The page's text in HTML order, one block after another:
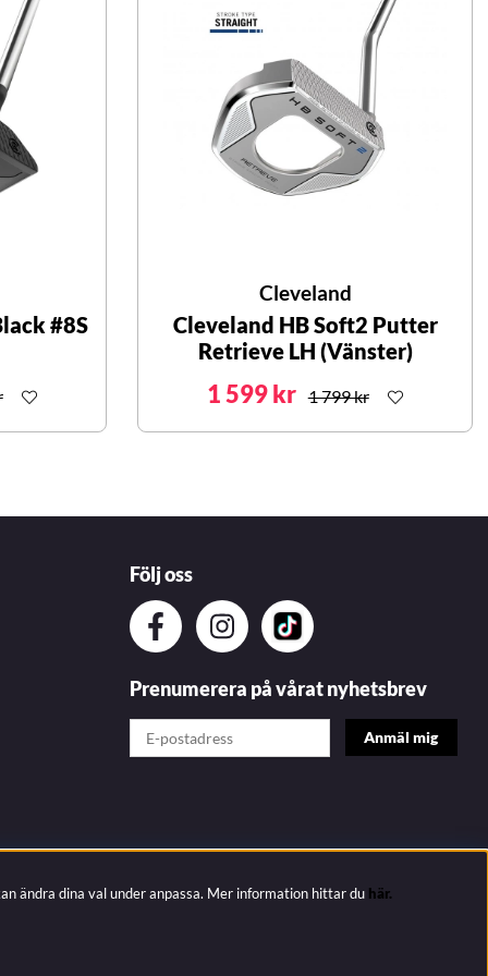
#8S
Cleveland
Cleveland HB Soft2 Putter
Retrieve LH (Vänster)
1 599 kr 1 799 kr
Följ oss
Prenumerera på vårat nyhetsbrev
ändra dina val under anpassa. Mer information hittar du här.